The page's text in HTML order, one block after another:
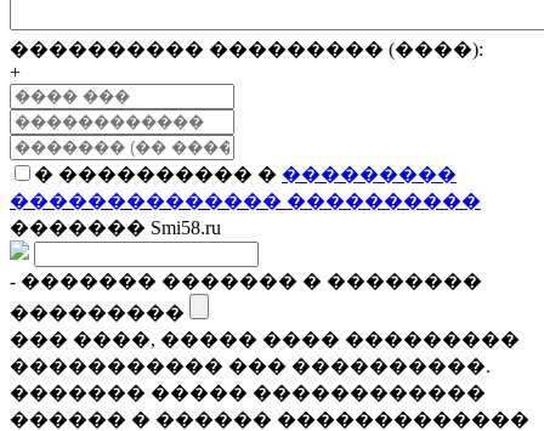
���������� ��������� (����):
+
� ���������� � ���������
�������������� ����������
������� Smi58.ru
- ������� ������� � ��������
���������
��� ����, ����� ���� ���������
����������� ��� ����������.
������� ����� ������������
������ � ������ �������������